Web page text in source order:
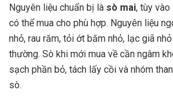
Nguyên liệu chuẩn bị là sò mai, tùy
có thể mua cho phù hợp. Nguyên liệu
nhỏ, rau răm, tỏi ớt băm nhỏ, lạc giã
thường. Sò khi mới mua về cần ngâm
sạch phần bỏ, tách lấy cồi và nhóm
sò.